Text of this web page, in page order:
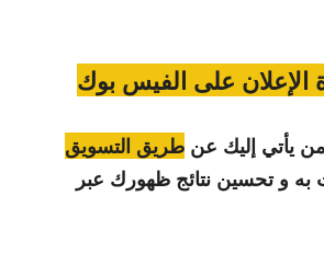
الإعلان على الفيس بوك
يأتي إليك عن طريق التسويق
به و تحسين نتائج ظهورك عبر